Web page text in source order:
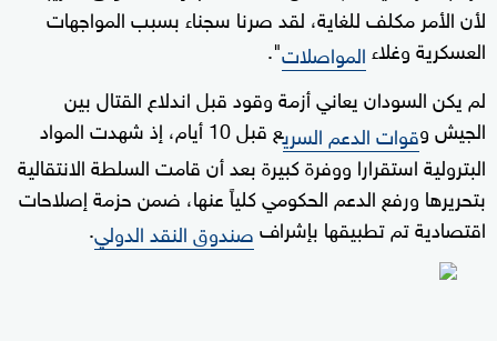
لأن الأمر مكلف للغاية، لقد صرنا سجناء بسبب المواجهات
العسكرية وغلاء المواصلات".
لم يكن السودان يعاني أزمة وقود قبل اندلاع القتال بين
الجيش وقوات الدعم السري
ع قبل 10 أيام، إذ شهدت المواد
البترولية استقرارا ووفرة كبيرة بعد أن قامت السلطة الانتقالية
بتحريرها ورفع الدعم الحكومي كلياً عنها، ضمن حزمة إصلاحات
اقتصادية تم تطبيقها بإشرافصندوق النقد الدولي.